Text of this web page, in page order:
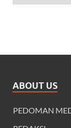
ABOUT US
PEDOMAN